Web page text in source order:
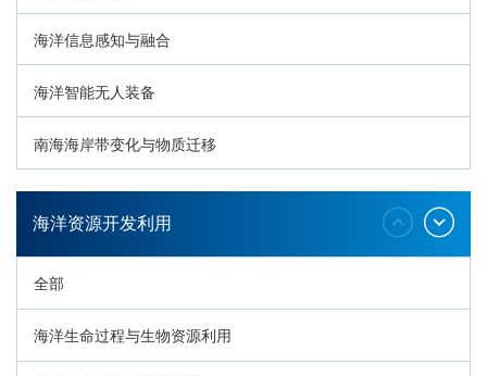
海洋信息感知与融合
海洋智能无人装备
南海海岸带变化与物质迁移
环南海地质过程与灾害响应
海洋资源开发利用
全部
海洋生命过程与生物资源利用